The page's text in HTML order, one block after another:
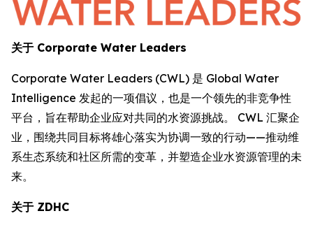
关于 Corporate Water Leaders
Corporate Water Leaders (CWL) 是 Global Water
Intelligence 发起的一项倡议，也是一个领先的非竞争性
平台，旨在帮助企业应对共同的水资源挑战。 CWL 汇聚企
业，围绕共同目标将雄心落实为协调一致的行动——推动维
系生态系统和社区所需的变革，并塑造企业水资源管理的未
来。
关于 ZDHC